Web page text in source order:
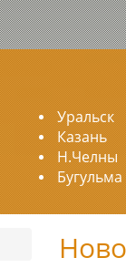
Уральск
Казань
Н.Челны
Бугульма